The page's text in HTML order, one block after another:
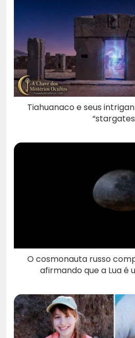
Tiahuanaco e seus
O cosmonauta russo
afirmando que a Lua é